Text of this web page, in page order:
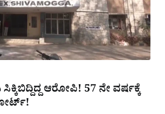
ಆರೋಪಿ! 57 ನೇ ವರ್ಷಕ್ಕೆ